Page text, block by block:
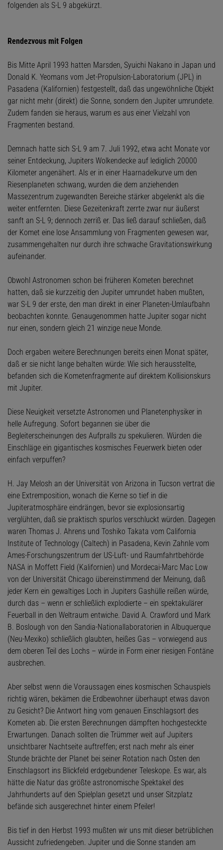
folgenden als S-L 9 abgekürzt.
Rendezvous mit Folgen
Bis Mitte April 1993 hatten Marsden, Syuichi Nakano in Japan und
Donald K. Yeomans vom Jet-Propulsion-Laboratorium (JPL) in
Pasadena (Kalifornien) festgestellt, daß das ungewöhnliche Objekt
gar nicht mehr (direkt) die Sonne, sondern den Jupiter umrundete.
Zudem fanden sie heraus, warum es aus einer Vielzahl von
Fragmenten bestand.
Demnach hatte sich S-L 9 am 7. Juli 1992, etwa acht Monate vor
seiner Entdeckung, Jupiters Wolkendecke auf lediglich 20000
Kilometer angenähert. Als er in einer Haarnadelkurve um den
Riesenplaneten schwang, wurden die dem anziehenden
Massezentrum zugewandten Bereiche stärker abgelenkt als die
weiter entfernten. Diese Gezeitenkraft zerrte zwar nur äußerst
sanft an S-L 9; dennoch zerriß er. Das ließ darauf schließen, daß
der Komet eine lose Ansammlung von Fragmenten gewesen war,
zusammengehalten nur durch ihre schwache Gravitationswirkung
aufeinander.
Obwohl Astronomen schon bei früheren Kometen berechnet
hatten, daß sie kurzzeitig den Jupiter umrundet haben mußten,
war S-L 9 der erste, den man direkt in einer Planeten-Umlaufbahn
beobachten konnte. Genaugenommen hatte Jupiter sogar nicht
nur einen, sondern gleich 21 winzige neue Monde.
Doch ergaben weitere Berechnungen bereits einen Monat später,
daß er sie nicht lange behalten würde: Wie sich herausstellte,
befanden sich die Kometenfragmente auf direktem Kollisionskurs
mit Jupiter.
Diese Neuigkeit versetzte Astronomen und Planetenphysiker in
helle Aufregung. Sofort begannen sie über die
Begleiterscheinungen des Aufpralls zu spekulieren. Würden die
Einschläge ein gigantisches kosmisches Feuerwerk bieten oder
einfach verpuffen?
H. Jay Melosh an der Universität von Arizona in Tucson vertrat die
eine Extremposition, wonach die Kerne so tief in die
Jupiteratmosphäre eindrängen, bevor sie explosionsartig
verglühten, daß sie praktisch spurlos verschluckt würden. Dagegen
waren Thomas J. Ahrens und Toshiko Takata vom California
Institute of Technology (Caltech) in Pasadena, Kevin Zahnle vom
Ames-Forschungszentrum der US-Luft- und Raumfahrtbehörde
NASA in Moffett Field (Kalifornien) und Mordecai-Marc Mac Low
von der Universität Chicago übereinstimmend der Meinung, daß
jeder Kern ein gewaltiges Loch in Jupiters Gashülle reißen würde,
durch das – wenn er schließlich explodierte – ein spektakulärer
Feuerball in den Weltraum entwiche. David A. Crawford und Mark
B. Boslough von den Sandia-Nationallaboratorien in Albuquerque
(Neu-Mexiko) schließlich glaubten, heißes Gas – vorwiegend aus
dem oberen Teil des Lochs – würde in Form einer riesigen Fontäne
ausbrechen.
Aber selbst wenn die Voraussagen eines kosmischen Schauspiels
richtig wären, bekämen die Erdbewohner überhaupt etwas davon
zu Gesicht? Die Antwort hing vom genauen Einschlagsort des
Kometen ab. Die ersten Berechnungen dämpften hochgesteckte
Erwartungen. Danach sollten die Trümmer weit auf Jupiters
unsichtbarer Nachtseite auftreffen; erst nach mehr als einer
Stunde brächte der Planet bei seiner Rotation nach Osten den
Einschlagsort ins Blickfeld erdgebundener Teleskope. Es war, als
hätte die Natur das größte astronomische Spektakel des
Jahrhunderts auf den Spielplan gesetzt und unser Sitzplatz
befände sich ausgerechnet hinter einem Pfeiler!
Bis tief in den Herbst 1993 mußten wir uns mit dieser betrüblichen
Aussicht zufriedengeben. Jupiter und die Sonne standen am